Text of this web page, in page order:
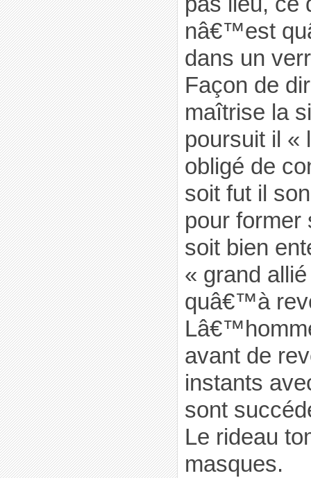
nâ€™est
dans un
Façon de
maîtrise la
poursuit il
obligé de
soit fut il
pour former
soit bien
« grand
quâ€™à
avant de
instants
sont
Le rideau
masques.